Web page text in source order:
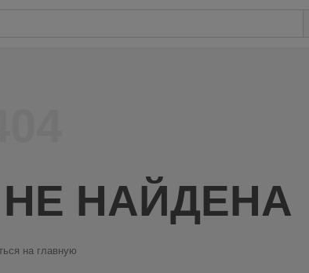
НАЙДЕНА
на главную